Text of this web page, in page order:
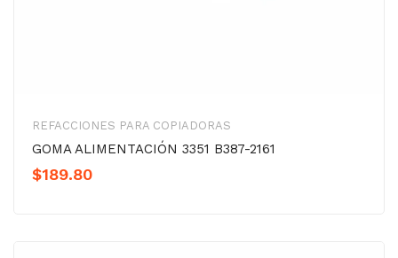
REFACCIONES PARA COPIADORAS
GOMA ALIMENTACIÓN 3351 B387-2161
$189.80